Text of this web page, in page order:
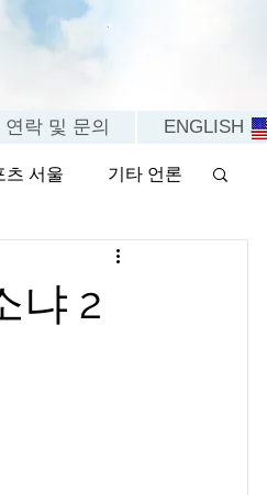
연락 및 문의 ENGLISH . .
츠 서울 기타 언론
냐 2